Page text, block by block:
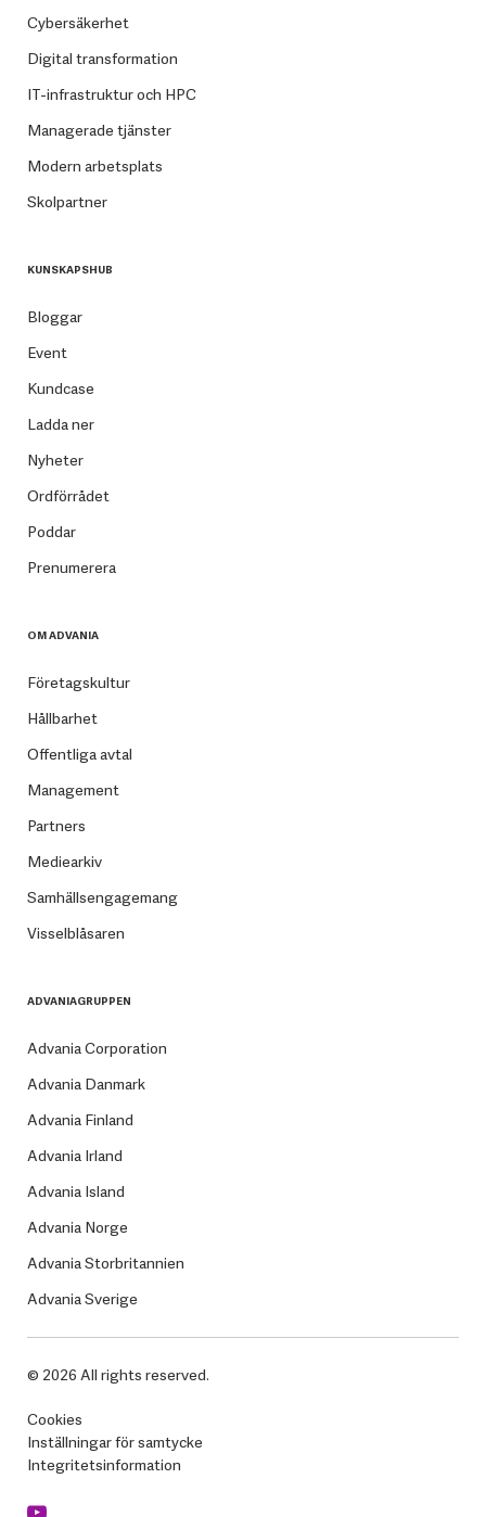
Cybersäkerhet
Digital transformation
IT-infrastruktur och HPC
Managerade tjänster
Modern arbetsplats
Skolpartner
KUNSKAPSHUB
Bloggar
Event
Kundcase
Ladda ner
Nyheter
Ordförrådet
Poddar
Prenumerera
OM ADVANIA
Företagskultur
Hållbarhet
Offentliga avtal
Management
Partners
Mediearkiv
Samhällsengagemang
Visselblåsaren
ADVANIAGRUPPEN
Advania Corporation
Advania Danmark
Advania Finland
Advania Irland
Advania Island
Advania Norge
Advania Storbritannien
Advania Sverige
© 2026 All rights reserved.
Cookies
Inställningar för samtycke
Integritetsinformation